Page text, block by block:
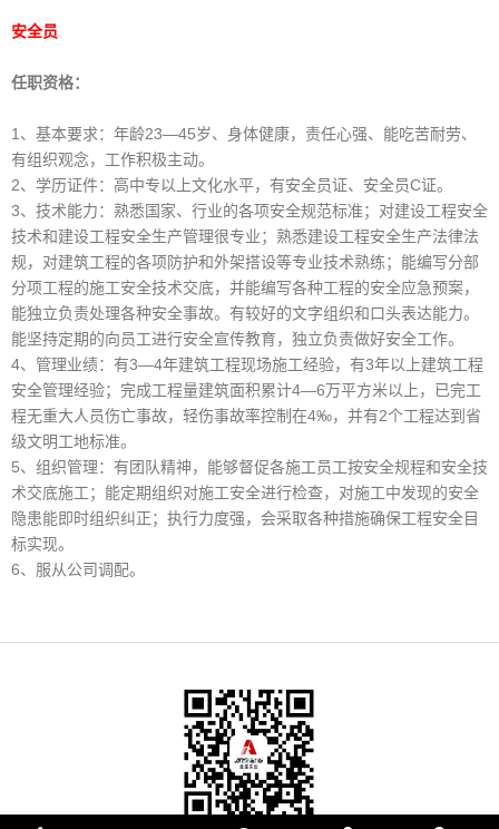
安全员
任职资格：
1、基本要求：年龄23—45岁、身体健康，责任心强、能吃苦耐劳、
有组织观念，工作积极主动。
2、学历证件：高中专以上文化水平，有安全员证、安全员C证。
3、技术能力：熟悉国家、行业的各项安全规范标准；对建设工程安全
技术和建设工程安全生产管理很专业；熟悉建设工程安全生产法律法
规，对建筑工程的各项防护和外架搭设等专业技术熟练；能编写分部
分项工程的施工安全技术交底，并能编写各种工程的安全应急预案，
能独立负责处理各种安全事故。有较好的文字组织和口头表达能力。
能坚持定期的向员工进行安全宣传教育，独立负责做好安全工作。
4、管理业绩：有3—4年建筑工程现场施工经验，有3年以上建筑工程
安全管理经验；完成工程量建筑面积累计4—6万平方米以上，已完工
程无重大人员伤亡事故，轻伤事故率控制在4‰，并有2个工程达到省
级文明工地标准。
5、组织管理：有团队精神，能够督促各施工员工按安全规程和安全技
术交底施工；能定期组织对施工安全进行检查，对施工中发现的安全
隐患能即时组织纠正；执行力度强，会采取各种措施确保工程安全目
标实现。
6、服从公司调配。